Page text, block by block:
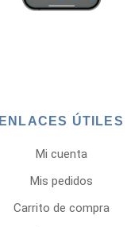
ENLACES ÚTILES
Mi cuenta
Mis pedidos
Carrito de compra